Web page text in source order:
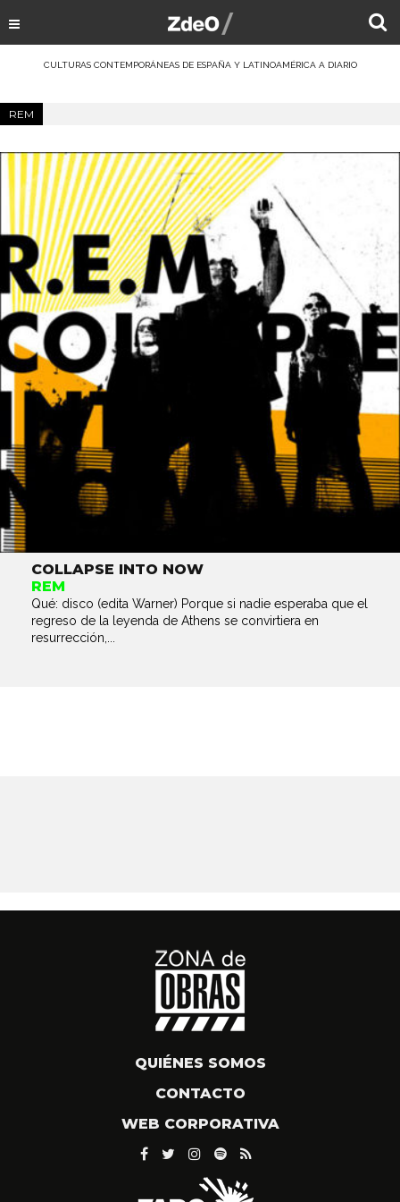
CULTURAS CONTEMPORÁNEAS DE ESPAÑA Y LATINOAMÉRICA A DIARIO
REM
COLLAPSE INTO NOW
REM
Qué: disco (edita Warner) Porque si nadie esperaba que el
regreso de la leyenda de Athens se convirtiera en
resurrección,...
QUIÉNES SOMOS
CONTACTO
WEB CORPORATIVA